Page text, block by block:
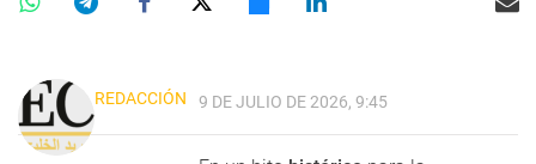
REDACCIÓN 9 DE JULIO DE 2026, 9:45